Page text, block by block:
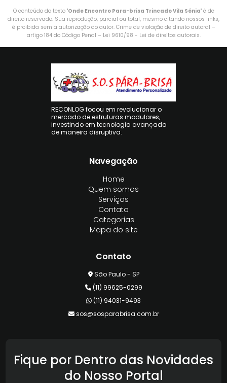
O conteúdo do texto "Onde Encontro Para-brisa Trincado Vila Sônia" é de
direito reservado. Sua reprodução, parcial ou total, mesmo citando nossos links,
é proibida sem a autorização do autor. Crime de violação de direito autoral –
artigo 184 do Código Penal – Lei 9610/98 - Lei de direitos autorais.
RECONLOG focou em revolucionar o
mercado de estruturas modulares,
investindo em tecnologia avançada
de maneira disruptiva.
Navegação
Home
Quem somos
Serviços
Contato
Categorias
Mapa do site
Contato
São Paulo - SP
(11) 99625-0299
(11) 94031-9493
sos@sosparabrisa.com.br
Fique por Dentro das Novidades
do Nosso Portal